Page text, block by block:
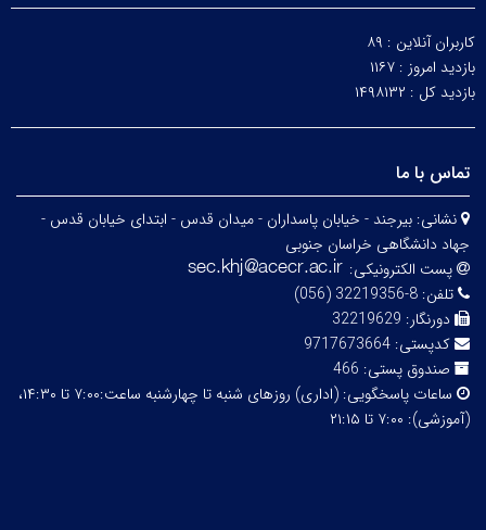
کاربران آنلاین : ۸۹
بازدید امروز : ۱۱۶۷
بازدید کل : ۱۴۹۸۱۳۲
تماس با ما
نشانی: بیرجند - خیابان پاسداران - میدان قدس - ابتدای خیابان قدس -
جهاد دانشگاهی خراسان جنوبی
پست الکترونیکی:
تلفن: 8-32219356 (056)
دورنگار: 32219629
کدپستی: 9717673664
صندوق پستی: 466
ساعات پاسخگویی:
(اداری) روزهای شنبه تا چهارشنبه ساعت:۷:۰۰ تا ۱۴:۳۰،
(آموزشی): ۷:۰۰ تا ۲۱:۱۵